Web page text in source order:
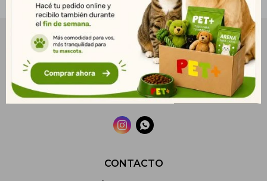
CONTACTO
NEWSLETTER
¡Suscribite y recibí todas nuestras novedades!
SUSCRIBIRME
 